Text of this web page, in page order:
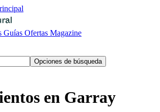
Guías Ofertas Magazine
Opciones de búsqueda
en Garray